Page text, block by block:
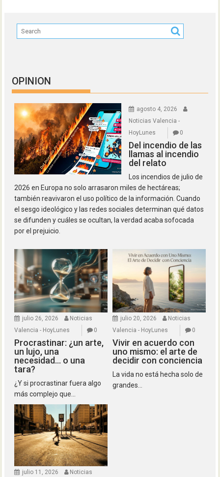
OPINION
agosto 4, 2026
Noticias Valencia -
HoyLunes
0
Del incendio de las
llamas al incendio
del relato
Los incendios de julio de
2026 en Europa no solo arrasaron miles de hectáreas;
también reavivaron el uso político de la información. Cuando
el sesgo ideológico y las redes sociales determinan qué datos
se difunden y cuáles se ocultan, la verdad acaba sofocada
por el prejuicio.
julio 26, 2026
Noticias
Valencia - HoyLunes
0
Procrastinar: ¿un arte,
un lujo, una
necesidad… o una
tara?
¿Y si procrastinar fuera algo
más complejo que...
julio 20, 2026
Noticias
Valencia - HoyLunes
0
Vivir en acuerdo con
uno mismo: el arte de
decidir con conciencia
La vida no está hecha solo de
grandes...
julio 11, 2026
Noticias